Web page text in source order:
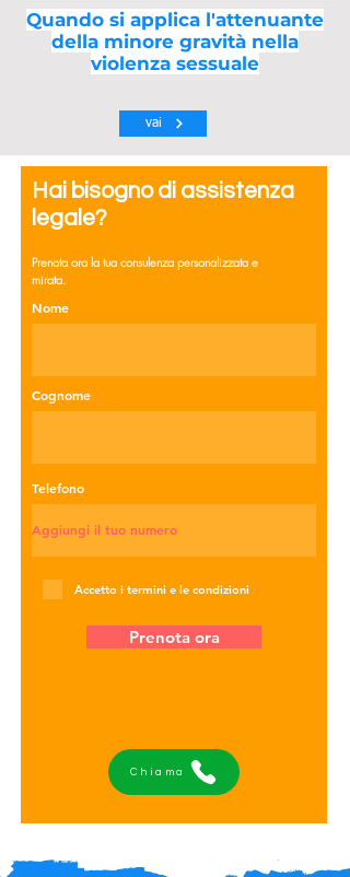
Quando si applica l'attenuante
della minore gravità nella
violenza sessuale
vai
Hai bisogno di assistenza
legale?
Prenota ora la tua consulenza personalizzata e
mirata.
Nome
Cognome
Telefono
Accetto i termini e le condizioni
Prenota ora
Chiama